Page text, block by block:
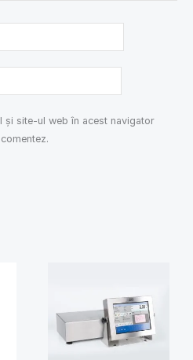
și site-ul web în acest navigator